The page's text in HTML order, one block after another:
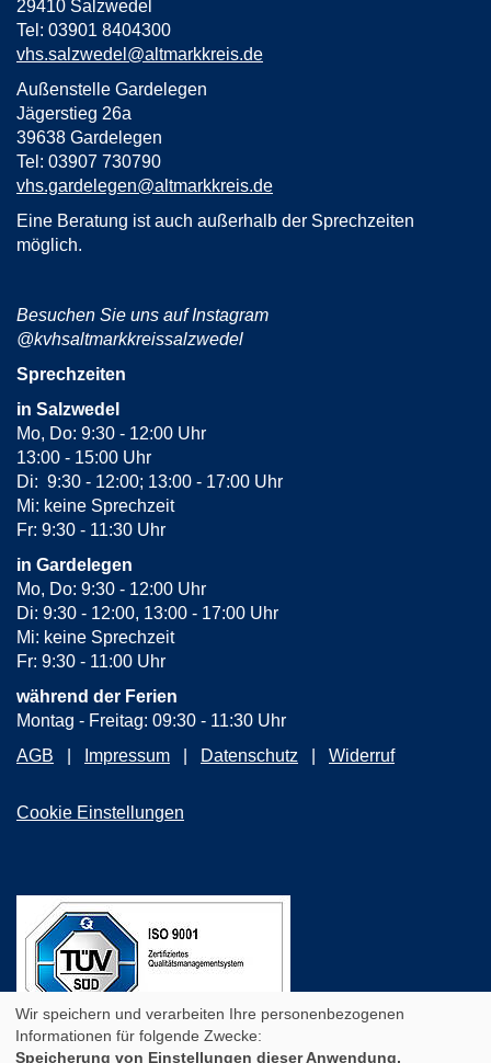
29410 Salzwedel
Tel: 03901 8404300
vhs.salzwedel@altmarkkreis.de
Außenstelle Gardelegen
Jägerstieg 26a
39638 Gardelegen
Tel: 03907 730790
vhs.gardelegen@altmarkkreis.de
Eine Beratung ist auch außerhalb der Sprechzeiten
möglich.
Besuchen Sie uns auf Instagram
@kvhsaltmarkkreissalzwedel
Sprechzeiten
in Salzwedel
Mo, Do: 9:30 - 12:00 Uhr
13:00 - 15:00 Uhr
Di: 9:30 - 12:00; 13:00 - 17:00 Uhr
Mi: keine Sprechzeit
Fr: 9:30 - 11:30 Uhr
in Gardelegen
Mo, Do: 9:30 - 12:00 Uhr
Di: 9:30 - 12:00, 13:00 - 17:00 Uhr
Mi: keine Sprechzeit
Fr: 9:30 - 11:00 Uhr
während der Ferien
Montag - Freitag: 09:30 - 11:30 Uhr
AGB
Impressum Datenschutz Widerruf
Cookie Einstellungen
Wir speichern und verarbeiten Ihre personenbezogenen
Informationen für folgende Zwecke:
Speicherung von Einstellungen dieser Anwendung,